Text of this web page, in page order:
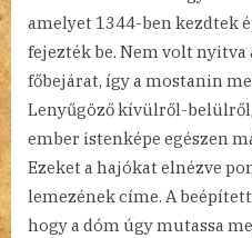
amelyet 1344-ben kezdtek
fejezték be. Nem volt nyitva
főbejárat, így a mostanin
Lenyűgöző kívülről-
ember istenképe egészen
Ezeket a hajókat elnézve
lemezének címe. A
hogy a dóm úgy mutassa